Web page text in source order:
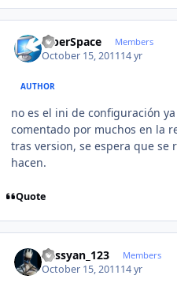
CiberSpace Members
October 15, 201114 yr
AUTHOR
no es el ini de configuración
comentado por muchos en la
tras version, se espera que se
hacen.
Quote
kassyan_123 Members
October 15, 201114 yr